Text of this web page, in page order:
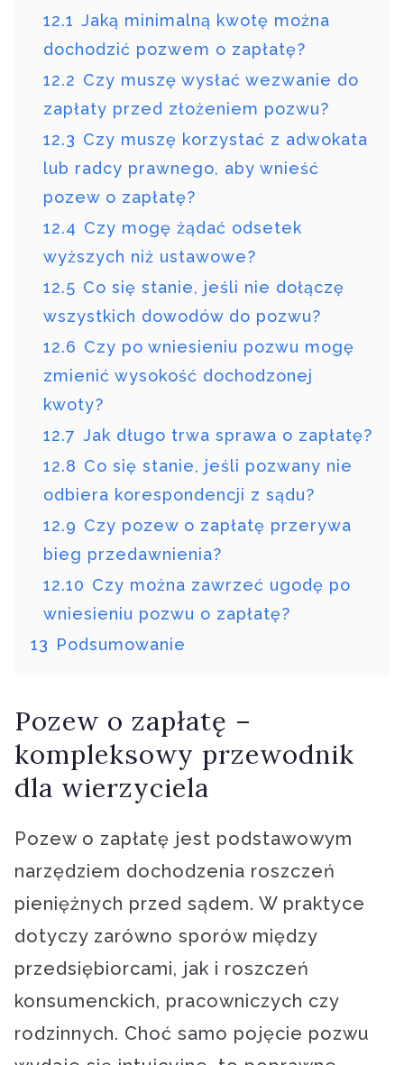
12.1 Jaką minimalną kwotę można
dochodzić pozwem o zapłatę?
12.2 Czy muszę wysłać wezwanie do
zapłaty przed złożeniem pozwu?
12.3 Czy muszę korzystać z adwokata
lub radcy prawnego, aby wnieść
pozew o zapłatę?
12.4 Czy mogę żądać odsetek
wyższych niż ustawowe?
12.5 Co się stanie, jeśli nie dołączę
wszystkich dowodów do pozwu?
12.6 Czy po wniesieniu pozwu mogę
zmienić wysokość dochodzonej
kwoty?
12.7 Jak długo trwa sprawa o zapłatę?
12.8 Co się stanie, jeśli pozwany nie
odbiera korespondencji z sądu?
12.9 Czy pozew o zapłatę przerywa
bieg przedawnienia?
12.10 Czy można zawrzeć ugodę po
wniesieniu pozwu o zapłatę?
13 Podsumowanie
Pozew o zapłatę –
kompleksowy przewodnik
dla wierzyciela
Pozew o zapłatę jest podstawowym
narzędziem dochodzenia roszczeń
pieniężnych przed sądem. W praktyce
dotyczy zarówno sporów między
przedsiębiorcami, jak i roszczeń
konsumenckich, pracowniczych czy
rodzinnych. Choć samo pojęcie pozwu